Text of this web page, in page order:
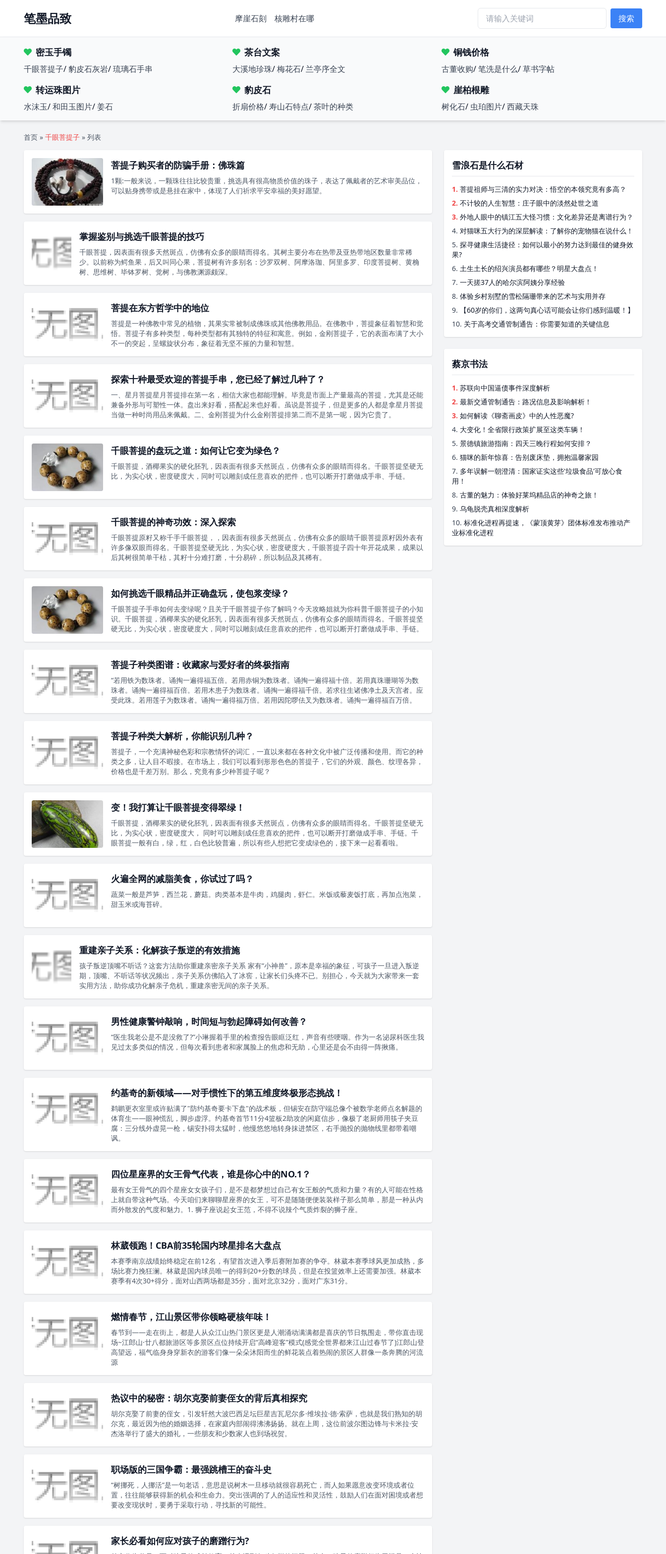
笔墨品致 摩崖石刻 核雕村在哪 搜索
密玉手镯
千眼菩提子/豹皮石灰岩/琉璃石手串
茶台文案
大溪地珍珠/梅花石/ 兰亭序全文
铜钱价格
古董收购/笔洗是什么/草书字帖
转运珠图片
水沫玉/和田玉图片/姜石
豹皮石
折扇价格/寿山石特点/茶叶的种类
崖柏根雕
树化石/ 虫珀图片/西藏天珠
首页 » 千眼菩提子 » 列表
菩提子购买者的防骗手册：佛珠篇
1颗:一般来说，一颗珠往往比较贵重，挑选具有很高物质价值的珠子，表达了佩戴者的艺术审美品位，
可以贴身携带或是悬挂在家中，体现了人们祈求平安幸福的美好愿望。
掌握鉴别与挑选千眼菩提的技巧
千眼菩提，因表面有很多天然斑点，仿佛有众多的眼睛而得名。其树主要分布在热带及亚热带地区数量非常稀
少。以前称为鳄鱼果，后又叫同心果，菩提树有许多别名：沙罗双树、阿摩洛珈、阿里多罗、印度菩提树、黄桷
树、思维树、毕钵罗树、觉树，与佛教渊源颇深。
菩提在东方哲学中的地位
菩提是一种佛教中常见的植物，其果实常被制成佛珠或其他佛教用品。在佛教中，菩提象征着智慧和觉
悟。菩提子有多种类型，每种类型都有其独特的特征和寓意。例如，金刚菩提子，它的表面布满了大小
不一的突起，呈螺旋状分布，象征着无坚不摧的力量和智慧。
探索十种最受欢迎的菩提手串，您已经了解过几种了？
一、星月菩提星月菩提排在第一名，相信大家也都能理解。毕竟是市面上产量最高的菩提，尤其是还能
兼备外形与可塑性一体。盘出来好看，搭配起来也好看。虽说是菩提子，但是更多的人都是拿星月菩提
当做一种时尚用品来佩戴。二、金刚菩提为什么金刚菩提排第二而不是第一呢，因为它贵了。
千眼菩提的盘玩之道：如何让它变为绿色？
千眼菩提，酒椰果实的硬化胚乳，因表面有很多天然斑点，仿佛有众多的眼睛而得名。千眼菩提坚硬无
比，为实心状，密度硬度大，同时可以雕刻成任意喜欢的把件，也可以断开打磨做成手串、手链。
千眼菩提的神奇功效：深入探索
千眼菩提原籽又称千手千眼菩提，，因表面有很多天然斑点，仿佛有众多的眼睛千眼菩提原籽因外表有
许多像双眼而得名。千眼菩提坚硬无比，为实心状，密度硬度大，千眼菩提子四十年开花成果，成果以
后其树很简单干枯，其籽十分难打磨，十分易碎，所以制品及其稀有。
如何挑选千眼精品并正确盘玩，使包浆变绿？
千眼菩提子手串如何去变绿呢？且关于千眼菩提子你了解吗？今天攻略姐就为你科普千眼菩提子的小知
识。千眼菩提，酒椰果实的硬化胚乳，因表面有很多天然斑点，仿佛有众多的眼睛而得名。千眼菩提坚
硬无比，为实心状，密度硬度大，同时可以雕刻成任意喜欢的把件，也可以断开打磨做成手串、手链。
菩提子种类图谱：收藏家与爱好者的终极指南
“若用铁为数珠者。诵掏一遍得福五倍。若用赤铜为数珠者。诵掏一遍得福十倍。若用真珠珊瑚等为数
珠者。诵掏一遍得福百倍。若用木患子为数珠者。诵掏一遍得福千倍。若求往生诸佛净土及天宫者。应
受此珠。若用莲子为数珠者。诵掏一遍得福万倍。若用因陀啰佉叉为数珠者。诵掏一遍得福百万倍。
菩提子种类大解析，你能识别几种？
菩提子，一个充满神秘色彩和宗教情怀的词汇，一直以来都在各种文化中被广泛传播和使用。而它的种
类之多，让人目不暇接。在市场上，我们可以看到形形色色的菩提子，它们的外观、颜色、纹理各异，
价格也是千差万别。那么，究竟有多少种菩提子呢？
变！我打算让千眼菩提变得翠绿！
千眼菩提，酒椰果实的硬化胚乳，因表面有很多天然斑点，仿佛有众多的眼睛而得名。千眼菩提坚硬无
比，为实心状，密度硬度大， 同时可以雕刻成任意喜欢的把件，也可以断开打磨做成手串、手链。千
眼菩提一般有白，绿，红，白色比较普遍，所以有些人想把它变成绿色的，接下来一起看看啦。
火遍全网的减脂美食，你试过了吗？
蔬菜一般是芦笋，西兰花，蘑菇。肉类基本是牛肉，鸡腿肉，虾仁。米饭或藜麦饭打底，再加点泡菜，
甜玉米或海苔碎。
重建亲子关系：化解孩子叛逆的有效措施
孩子叛逆顶嘴不听话？这套方法助你重建亲密亲子关系 家有“小神兽”，原本是幸福的象征，可孩子一旦进入叛逆
期，顶嘴、不听话等状况频出，亲子关系仿佛陷入了冰窖，让家长们头疼不已。别担心，今天就为大家带来一套
实用方法，助你成功化解亲子危机，重建亲密无间的亲子关系。
男性健康警钟敲响，时间短与勃起障碍如何改善？
“医生我老公是不是没救了?”小琳握着手里的检查报告眼眶泛红，声音有些哽咽。作为一名泌尿科医生我
见过太多类似的情况，但每次看到患者和家属脸上的焦虑和无助，心里还是会不由得一阵揪痛。
约基奇的新领域——对手惯性下的第五维度终极形态挑战！
鹈鹕更衣室里或许贴满了"防约基奇要卡下盘"的战术板，但锡安在防守端总像个被数学老师点名解题的
体育生——眼神慌乱，脚步虚浮。约基奇首节11分4篮板2助攻的闲庭信步，像极了老厨师用筷子夹豆
腐：三分线外虚晃一枪，锡安扑得太猛时，他慢悠悠地转身抹进禁区，右手抛投的抛物线里都带着嘲
讽。
四位星座界的女王骨气代表，谁是你心中的NO.1？
最有女王骨气的四个星座女女孩子们，是不是都梦想过自己有女王般的气质和力量？有的人可能在性格
上就自带这种气场。今天咱们来聊聊星座界的女王，可不是随随便便装装样子那么简单，那是一种从内
而外散发的气度和魅力。1. 狮子座说起女王范，不得不说辣个气质炸裂的狮子座。
林葳领跑！CBA前35轮国内球星排名大盘点
本赛季南京战绩始终稳定在前12名，有望首次进入季后赛附加赛的争夺。林葳本赛季球风更加成熟，多
场比赛力挽狂澜。林葳是国内球员唯一的得到20+分数的球员，但是在投篮效率上还需要加强。林葳本
赛季有4次30+得分，面对山西两场都是35分，面对北京32分，面对广东31分。
燃情春节，江山景区带你领略硬核年味！
春节到——走在街上，都是人从众江山热门景区更是人潮涌动满满都是喜庆的节日氛围走，带你直击现
场~江郎山·廿八都旅游区等多景区点位持续开启“高峰迎客”模式(感觉全世界都来江山过春节了)江郎山登
高望远，福气临身身穿新衣的游客们像一朵朵沐阳而生的鲜花装点着热闹的景区人群像一条奔腾的河流
源
热议中的秘密：胡尔克娶前妻侄女的背后真相探究
胡尔克娶了前妻的侄女，引发轩然大波巴西足坛巨星吉瓦尼尔多·维埃拉·德·索萨，也就是我们熟知的胡
尔克，最近因为他的婚姻选择，在家庭内部闹得沸沸扬扬。就在上周，这位前波尔图边锋与卡米拉·安
杰洛举行了盛大的婚礼，一些朋友和少数家人也到场祝贺。
职场版的三国争霸：最强跳槽王的奋斗史
“树挪死，人挪活”是一句老话，意思是说树木一旦移动就很容易死亡，而人如果愿意改变环境或者位
置，往往能够获得新的机会和生命力。突出强调的了人的适应性和灵活性，鼓励人们在面对困境或者想
要改变现状时，要勇于采取行动，寻找新的可能性。
家长必看如何应对孩子的磨蹭行为?
雪浪石是什么石材
1. 菩提祖师与三清的实力对决：悟空的本领究竟有多高？
2. 不计较的人生智慧：庄子眼中的淡然处世之道
3. 外地人眼中的镇江五大怪习惯：文化差异还是离谱行为？
4. 对猫咪五大行为的深层解读：了解你的宠物猫在说什么！
5. 探寻健康生活捷径：如何以最小的努力达到最佳的健身效
果?
6. 土生土长的绍兴演员都有哪些？明星大盘点！
7. 一天搓37人的哈尔滨阿姨分享经验
8. 体验乡村别墅的雪松隔珊带来的艺术与实用并存
9.
【60岁的你们，这两句真心话可能会让你们感到温暖！】
10. 关于高考交通管制通告：你需要知道的关键信息
蔡京书法
1. 苏联向中国逼债事件深度解析
2. 最新交通管制通告：路况信息及影响解析！
3. 如何解读《聊斋画皮》中的人性恶魔?
4. 大变化！全省限行政策扩展至这类车辆！
5. 景德镇旅游指南：四天三晚行程如何安排？
6. 猫咪的新年惊喜：告别废床垫，拥抱温馨家园
7. 多年误解一朝澄清：国家证实这些'垃圾食品'可放心食
用！
8. 古董的魅力：体验好莱坞精品店的神奇之旅！
9. 乌龟脱壳真相深度解析
10. 标准化进程再提速，《蒙顶黄芽》团体标准发布推动产
业标准化进程